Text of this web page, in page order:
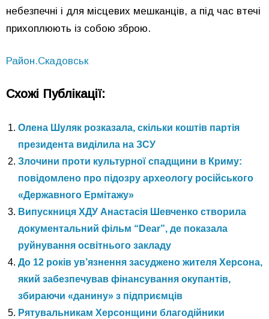
небезпечні і для місцевих мешканців, а під час втечі
прихоплюють із собою зброю.
Район.Скадовськ
Схожі Публікації:
Олена Шуляк розказала, скільки коштів партія
президента виділила на ЗСУ
Злочини проти культурної спадщини в Криму:
повідомлено про підозру археологу російського
«Державного Ермітажу»
Випускниця ХДУ Анастасія Шевченко створила
документальний фільм “Dear”, де показала
руйнування освітнього закладу
До 12 років ув’язнення засуджено жителя Херсона,
який забезпечував фінансування окупантів,
збираючи «данину» з підприємців
Рятувальникам Херсонщини благодійники